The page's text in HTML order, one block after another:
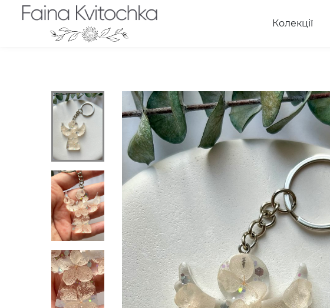
Колекції